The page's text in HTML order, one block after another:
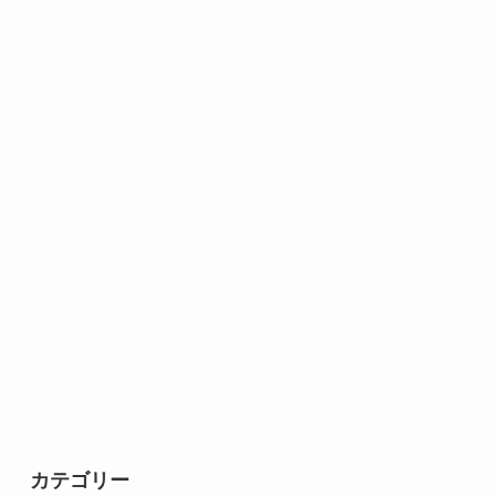
カテゴリー